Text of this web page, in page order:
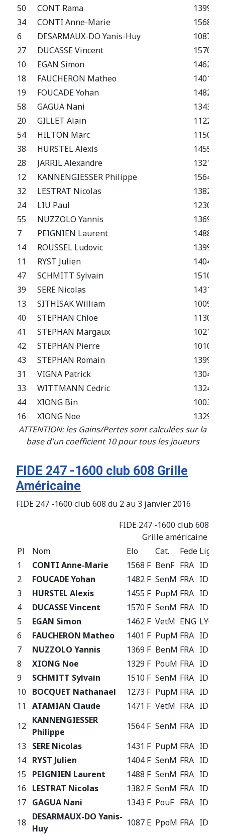
50
CONT Rama
1399 E
34
CONTI Anne-Marie
1568 F
6
DESARMAUX-DO Yanis-Huy
1087 E
27
DUCASSE Vincent
1570 F
10
EGAN Simon
1462 F
18
FAUCHERON Matheo
1401 F
19
FOUCADE Yohan
1482 F
58
GAGUA Nani
1343 F
20
GILLET Alain
1122 F
54
HILTON Marc
1150 N
38
HURSTEL Alexis
1455 F
28
JARRIL Alexandre
1321 F
12
KANNENGIESSER Philippe
1564 F
32
LESTRAT Nicolas
1382 F
24
LIU Paul
1230 F
55
NUZZOLO Yannis
1369 F
7
PEIGNIEN Laurent
1488 F
14
ROUSSEL Ludovic
1399 E
11
RYST Julien
1404 F
47
SCHMITT Sylvain
1510 F
39
SERE Nicolas
1431 F
13
SITHISAK William
1009 E
40
STEPHAN Chloe
1130 N
41
STEPHAN Margaux
1021 F
42
STEPHAN Pierre
1010 N
43
STEPHAN Romain
1399 E
31
VIGNA Patrick
1304 F
33
WITTMANN Cedric
1324 F
44
XIONG Bin
1003 F
16
XIONG Noe
1329 F
ATTENTION: les Gains/Pertes sont calculées sur la
base d'un coefficient 10 pour tous les joueurs
FIDE 247 -1600 club 608 Grille
Américaine
FIDE 247 -1600 club 608 du 2 au 3 janvier 2016
FIDE 247 -1600 club 608
Grille américaine
Pl
Nom Elo Cat. Fede Ligue
1
CONTI Anne-Marie 1568 F BenF FRA IDF
2
FOUCADE Yohan 1482 F SenM FRA IDF
3
HURSTEL Alexis 1455 F PupM FRA IDF
4
DUCASSE Vincent 1570 F SenM FRA IDF
5
EGAN Simon 1462 F VetM ENG LYO
6
FAUCHERON Matheo 1401 F PupM FRA IDF
7
NUZZOLO Yannis 1369 F BenM FRA IDF
8
XIONG Noe 1329 F PouM FRA IDF
9
SCHMITT Sylvain 1510 F SenM FRA IDF
10
BOCQUET Nathanael 1273 F PupM FRA IDF
11
ATAMIAN Claude 1471 F VetM FRA IDF
12
KANNENGIESSER
Philippe
1564 F SenM FRA IDF
13
SERE Nicolas 1431 F PupM FRA IDF
14 RYST Julien 1404 F SenM FRA IDF
15
PEIGNIEN Laurent 1488 F SenM FRA IDF
16
LESTRAT Nicolas 1382 F SenM FRA IDF
17 GAGUA Nani 1343 F PouF FRA IDF
18
DESARMAUX-DO Yanis-
Huy
1087 E PpoM FRA IDF